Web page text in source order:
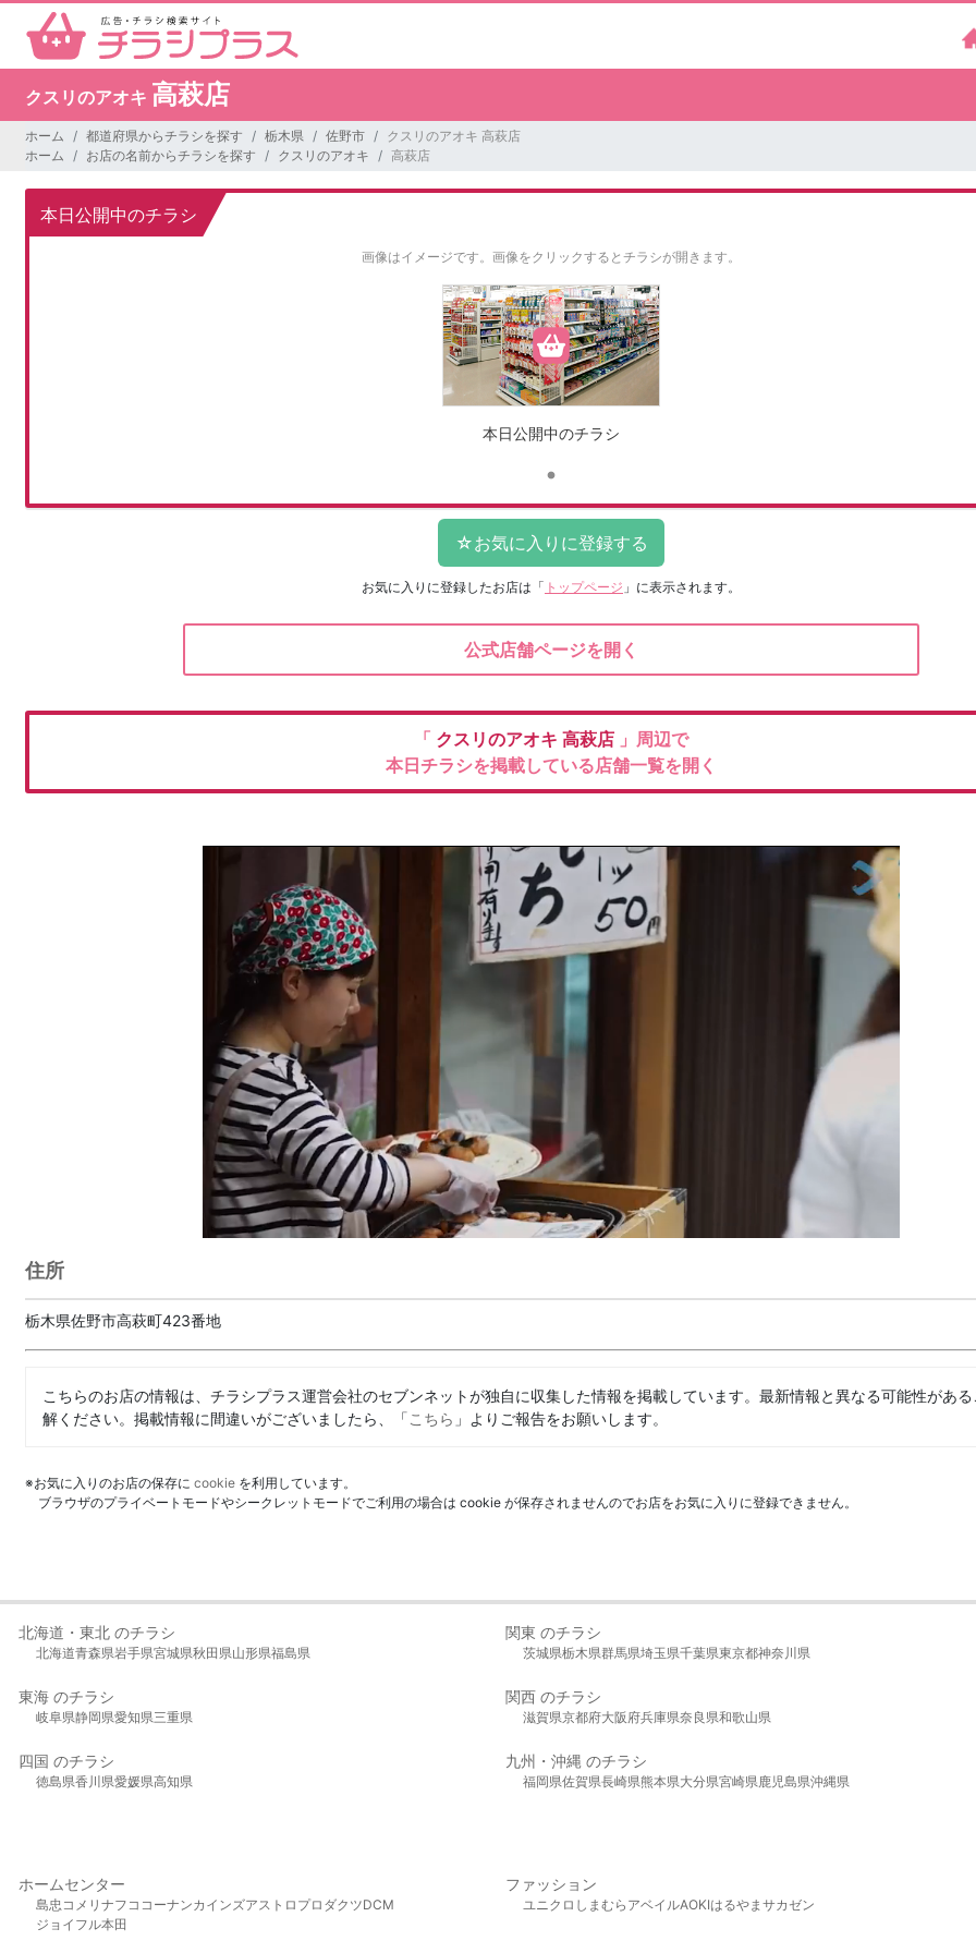
クスリのアオキ 高萩店
ホーム 都道府県からチラシを探す 栃木県 佐野市
クスリのアオキ 高萩店
ホーム
お店の名前からチラシを探す クスリのアオキ 高萩店
本日公開中のチラシ
画像はイメージです。 画像をクリックするとチラシが開きます。
本日公開中のチラシ
お気に入りに登録したお店は 「 トップページ 」に表示されます。
公式店舗ページを開く
「 クスリのアオキ 高萩店 」周辺で
本日チラシを掲載している店舗一覧を開く
住所
栃木県佐野市高萩町423番地
こちらのお店の情報は、チラシプラス運営会社のセブンネットが独自に収集した情報を掲載しています。最新情報と異なる可能性があ
解ください。掲載情報に間違いがございましたら、「こちら 」よりご報告をお願いします。
※お気に入りのお店の保存に cookie を利用しています。
ブラウザのプライベートモードやシークレットモードでご利用の場合は cookie が保存されませんのでお店をお気に入りに登録できません。
北海道・東北 のチラシ
北海道青森県岩手県宮城県秋田県山形県福島県
関東 のチラシ
茨城県栃木県群馬県埼玉県千葉県東京都神奈川県
東海 のチラシ
岐阜県静岡県愛知県三重県
関西 のチラシ
滋賀県京都府大阪府兵庫県奈良県和歌山県
四国 のチラシ
徳島県香川県愛媛県高知県
九州・沖縄 のチラシ
福岡県佐賀県長崎県熊本県大分県宮崎県鹿児島県沖縄県
ホームセンター
島忠 コメリ ナフコ コーナンカインズアストロプロダクツDCM
ジョイフル本田
ファッション
ユニクロ しまむら アベイルAOKIはるやま サカゼン